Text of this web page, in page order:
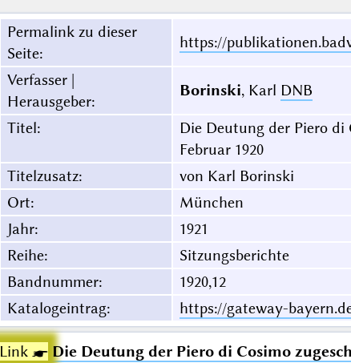
Permalink zu dieser
Seite:
https://
Verfasser |
Herausgeber:
Borinski, Karl DNB
Titel:
Die Deutung der Piero di
Februar 1920
Titelzusatz:
von Karl Borinski
Ort:
München
Jahr:
1921
Reihe:
Sitzungsberichte
Bandnummer:
1920,12
Katalogeintrag: https://gateway-
Link ☛ Die Deutung der Piero di Cosimo